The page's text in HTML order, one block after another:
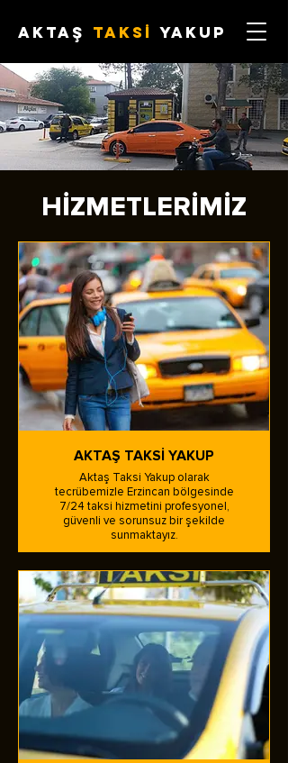
aktaş TAKSİ yakup
HİZMETLERİMİZ
AKTAŞ TAKSİ YAKUP
Aktaş Taksi Yakup olarak
tecrübemizle Erzincan bölgesinde
7/24 taksi hizmetini profesyonel,
güvenli ve sorunsuz bir şekilde
sunmaktayız.